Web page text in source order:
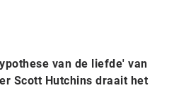
van de liefde' van
Scott Hutchins draait het